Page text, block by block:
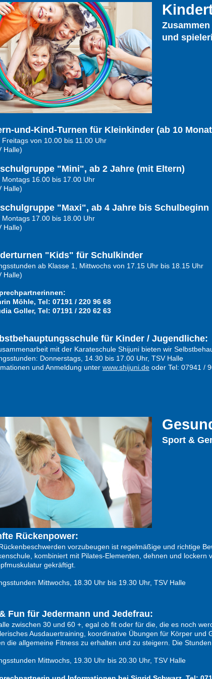
und
und-Kind-Turnen für Kleinkinder (ab 10
Freitags von 10.00 bis 11.00 Uhr
Halle)
"Mini", ab 2 Jahre (mit Eltern)
Montags 16.00 bis 17.00 Uhr
Halle)
"Maxi", ab 4 Jahre bis Schulbeginn
Montags 17.00 bis 18.00 Uhr
Halle)
"Kids" für Schulkinder
ab Klasse 1, Mittwochs von 17.15 Uhr bis 18.15 Uhr
Halle)
Möhle, Tel: 07191 / 220 96 68
Goller, Tel: 07191 / 220 62 63
für Kinder / Jugendliche:
mit der Karateschule Shijuni bieten wir
Donnerstags, 14.30 bis 17.00 Uhr, TSV Halle
und Anmeldung unter www.shijuni.de oder Tel: 07941 /
Sport &
Rückenpower:
vorzubeugen ist regelmäßige und richtige
kombiniert mit Pilates-Elementen, dehnen und
gekräftigt.
Mittwochs, 18.30 Uhr bis 19.30 Uhr, TSV Halle
Fun für Jedermann und Jedefrau:
zwischen 30 und 60 +, egal ob fit oder für die, die es noch
Ausdauertraining, koordinative Übungen für Körper und
die allgemeine Fitness zu erhalten und zu steigern. Die
Mittwochs, 19.30 Uhr bis 20.30 Uhr, TSV Halle